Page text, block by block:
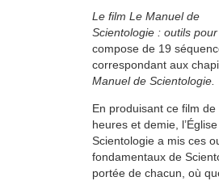
Le film Le Manuel de
Scientologie : outils
compose de 19
correspondant aux
Manuel de Scientologie.
En produisant ce film de
heures et demie,
Scientologie a mis ces
fondamentaux de
portée de chacun, où